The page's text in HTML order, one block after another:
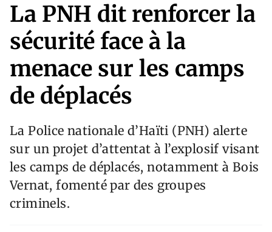
La PNH dit renforcer la
sécurité face à la
menace sur les camps
de déplacés
La Police nationale d’Haïti (PNH) alerte
sur un projet d’attentat à l’explosif visant
les camps de déplacés, notamment à Bois
Vernat, fomenté par des groupes
criminels.